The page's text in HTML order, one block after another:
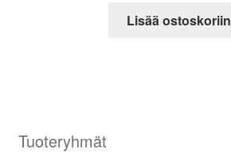
Lisää ostoskoriin
Tuoteryhmät